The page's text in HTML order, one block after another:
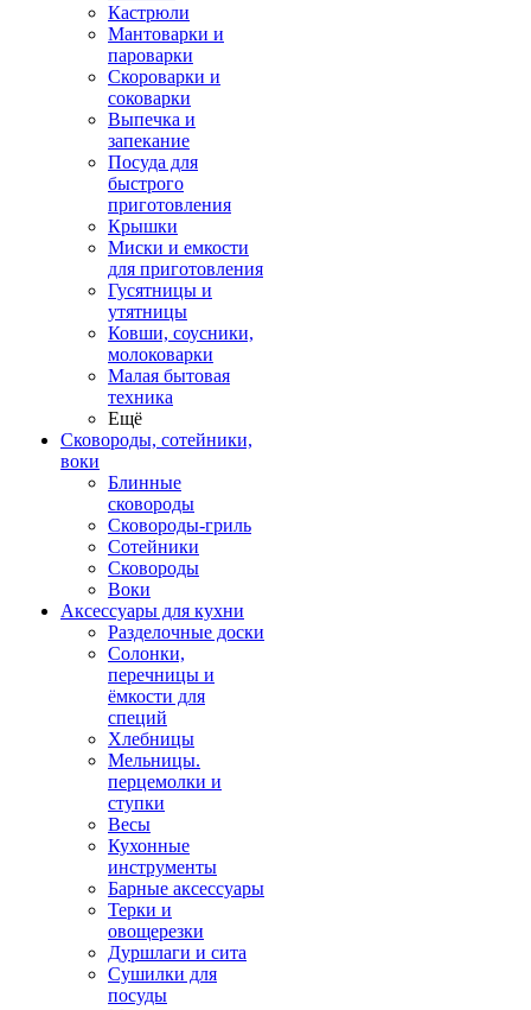
Кастрюли
Мантоварки и
пароварки
Скороварки и
соковарки
Выпечка и
запекание
Посуда для
быстрого
приготовления
Крышки
Миски и емкости
для приготовления
Гусятницы и
утятницы
Ковши, соусники,
молоковарки
Малая бытовая
техника
Ещё
Сковороды, сотейники,
воки
Блинные
сковороды
Сковороды-гриль
Сотейники
Сковороды
Воки
Аксессуары для кухни
Разделочные доски
Солонки,
перечницы и
ёмкости для
специй
Хлебницы
Мельницы.
перцемолки и
ступки
Весы
Кухонные
инструменты
Барные аксессуары
Терки и
овощерезки
Дуршлаги и сита
Сушилки для
посуды